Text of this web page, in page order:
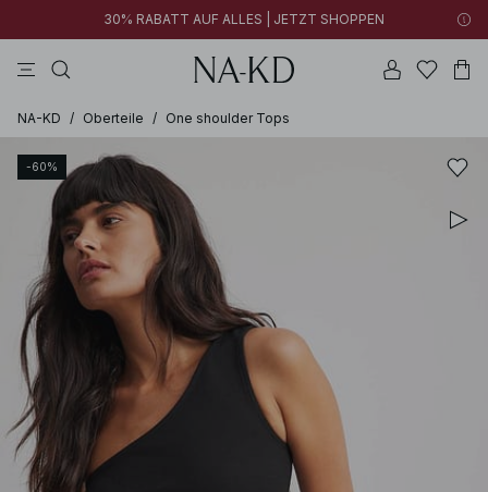
30% RABATT AUF ALLES | JETZT SHOPPEN
NA-KD / Oberteile / One shoulder Tops
-60%